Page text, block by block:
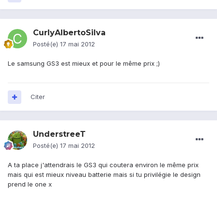
CurlyAlbertoSilva
Posté(e) 17 mai 2012
Le samsung GS3 est mieux et pour le même prix ;)
Citer
UnderstreeT
Posté(e) 17 mai 2012
A ta place j'attendrais le GS3 qui coutera environ le même prix
mais qui est mieux niveau batterie mais si tu privilégie le design
prend le one x